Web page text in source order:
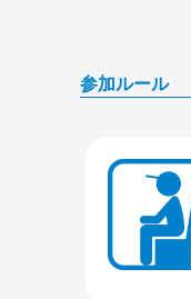
参加ルール